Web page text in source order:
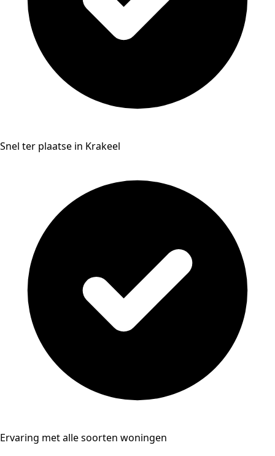
Snel ter plaatse in Krakeel
Ervaring met alle soorten woningen